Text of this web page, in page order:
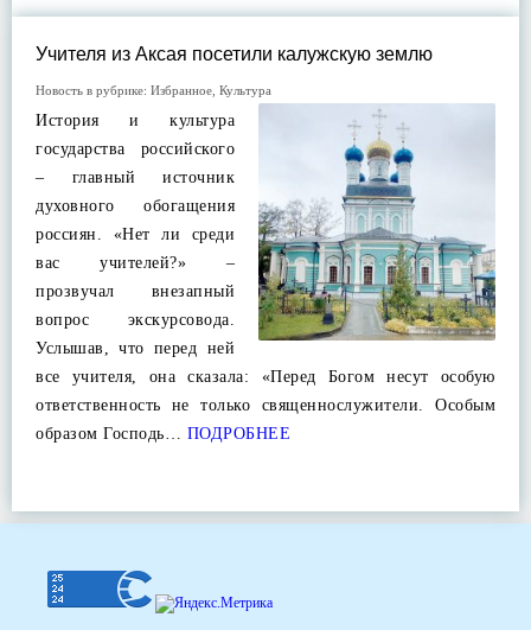
Учителя из Аксая посетили калужскую землю
Новость в рубрике: Избранное Культура
История и культура
государства российского
– главный источник
духовного обогащения
россиян. «Нет ли среди
вас учителей?» –
прозвучал внезапный
вопрос экскурсовода.
Услышав, что перед ней
все учителя, она сказала: «Перед Богом несут особую
ответственность не только священнослужители. Особым
образом Господь… ПОДРОБНЕЕ